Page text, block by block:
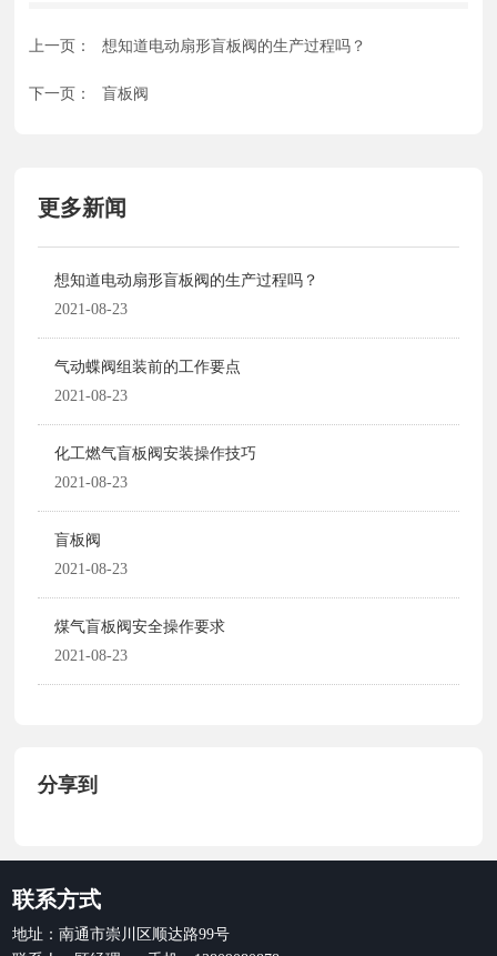
上一页： 想知道电动扇形盲板阀的生产过程吗？
下一页： 盲板阀
更多新闻
想知道电动扇形盲板阀的生产过程吗？
2021-08-23
气动蝶阀组装前的工作要点
2021-08-23
化工燃气盲板阀安装操作技巧
2021-08-23
盲板阀
2021-08-23
煤气盲板阀安全操作要求
2021-08-23
分享到
联系方式
地址：南通市崇川区顺达路99号